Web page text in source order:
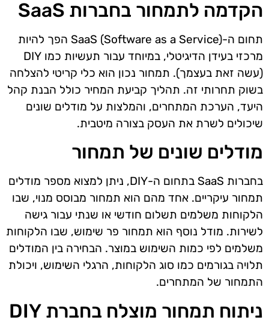
הקדמה לתמחור בחברות SaaS
תחום ה-SaaS (Software as a Service) הפך להיות
מרכזי בעידן הדיגיטלי, במיוחד עבור תעשיות כמו DIY
(עשה זאת בעצמך). תמחור נכון הוא כלי קריטי להצלחה
בשוק תחרותי זה. תהליך קביעת המחיר כולל הבנת קהל
היעד, הערכת המתחרים, והמלצות על מודלים שונים
שיכולים לשרת את העסק בצורה מיטבית.
מודלים שונים של תמחור
בחברות SaaS בתחום ה-DIY, ניתן למצוא מספר מודלים
תמחור עיקריים. אחד מהם הוא תמחור מבוסס מנוי, שבו
הלקוחות משלמים תשלום חודשי או שנתי עבור גישה
לשירות. מודל נוסף הוא תמחור פר שימוש, שבו הלקוחות
משלמים לפי כמות השימוש במוצר. הבחירה בין המודלים
תלויה בגורמים כמו סוג הלקוחות, הרגלי השימוש, ויכולת
התמחור של המתחרים.
ניתוח תמחור מוצלח בחברת DIY